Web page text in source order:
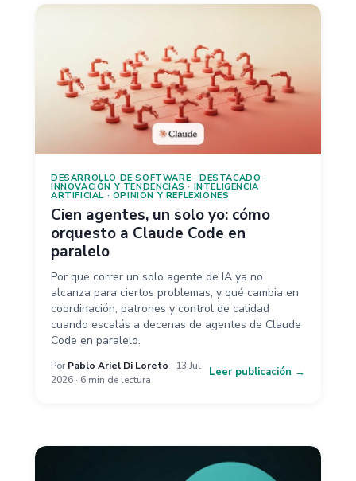
DESARROLLO DE SOFTWARE ·DESTACADO ·
INNOVACIÓN Y TENDENCIAS · INTELIGENCIA
ARTIFICIAL · OPINIÓN Y REFLEXIONES
Cien agentes, un solo yo: cómo
orquesto a Claude Code en
paralelo
Por qué correr un solo agente de IA ya no
alcanza para ciertos problemas, y qué cambia en
coordinación, patrones y control de calidad
cuando escalás a decenas de agentes de Claude
Code en paralelo.
Por Pablo Ariel Di Loreto · 13 Jul
2026 · 6 min de lectura
Leer publicación →